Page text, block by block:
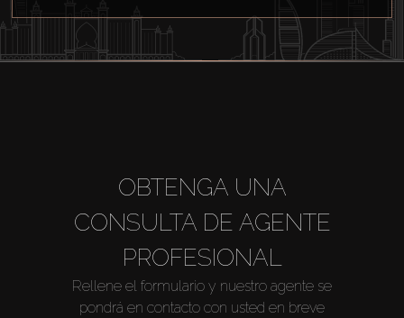
Agentes
OBTENGA UNA
CONSULTA DE AGENTE
PROFESIONAL
Rellene el formulario y nuestro agente se
pondrá en contacto con usted en breve